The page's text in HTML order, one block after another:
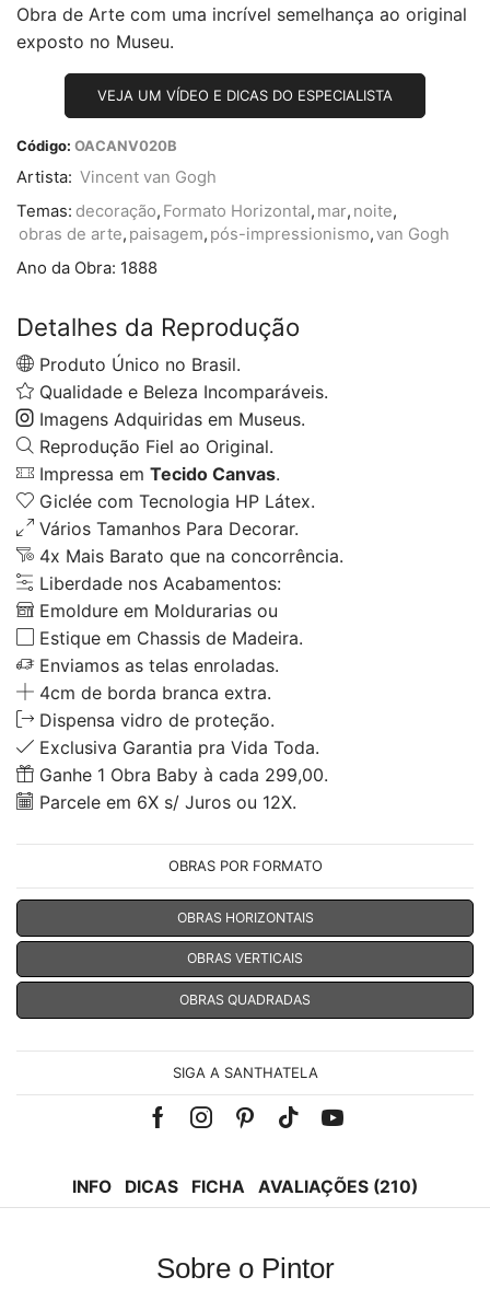
Obra de Arte com uma incrível semelhança ao original
exposto no Museu.
VEJA UM VÍDEO E DICAS DO ESPECIALISTA
Código: OACANV020B
Artista: Vincent van Gogh
Temas: decoração, Formato Horizontal, mar, noite,
obras de arte, paisagem, pós-impressionismo,van Gogh
Ano da Obra: 1888
Detalhes da Reprodução
Produto Único no Brasil.
Qualidade e Beleza Incomparáveis.
Imagens Adquiridas em Museus.
Reprodução Fiel ao Original.
Impressa em Tecido Canvas.
Giclée com Tecnologia HP Látex.
Vários Tamanhos Para Decorar.
4x Mais Barato que na concorrência.
Liberdade nos Acabamentos:
Emoldure em Moldurarias ou
Estique em Chassis de Madeira.
Enviamos as telas enroladas.
4cm de borda branca extra.
Dispensa vidro de proteção.
Exclusiva Garantia pra Vida Toda.
Ganhe 1 Obra Baby à cada 299,00.
Parcele em 6X s/ Juros ou 12X.
OBRAS POR FORMATO
OBRAS HORIZONTAIS
OBRAS VERTICAIS
OBRAS QUADRADAS
SIGA A SANTHATELA
Facebook
Instagram
Pinterest
Tik-Youtube
INFO DICAS FICHA AVALIAÇÕES (210)
Sobre o Pintor